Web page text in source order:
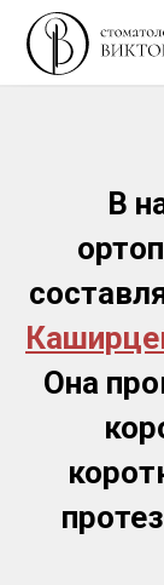
В
Она